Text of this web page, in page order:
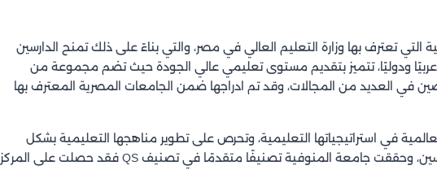
تعترف بها وزارة التعليم العالي في مصر، والتي بناءً على ذلك تمنح الدارسين
ودوليًا، تتميز بتقديم مستوى تعليمي عالي الجودة حيث تضم مجموعة من
في العديد من المجالات، وقد تم ادراجها ضمن الجامعات المصرية المعترف بها
في استراتيجياتها التعليمية، وتحرص على تطوير مناهجها التعليمية بشكل
مستمر، بما يحقق أهداف الدارسين، وحققت جامعة المنوفية تصنيفًا متقدمًا في تصنيف QS فقد حصلت على المركز